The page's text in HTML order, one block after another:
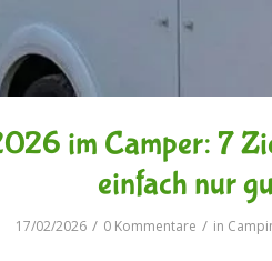
im Camper: 7
einfach nur
17/02/2026 / 0 Kommentare / in